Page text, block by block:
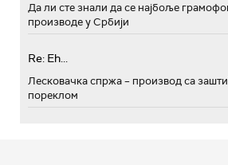
Да ли сте знали да се најбоље
производе у Србији
Re: Eh...
Лесковачка спржа – производ са
пореклом